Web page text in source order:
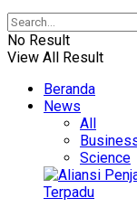
No Result
View All Result
Beranda
News
All
Science